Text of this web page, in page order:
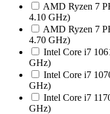
AMD Ryzen 7
4.10 GHz)
AMD Ryzen 7
4.70 GHz)
Intel Core i7
GHz)
Intel Core i7
GHz)
Intel Core i7
GHz)